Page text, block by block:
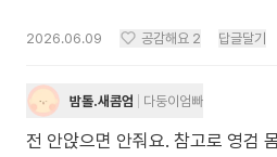
2026.06.09 공감해요 2 답글달기
밤톨.새콤엄 다둥이엄빠
전 안앉으면 안줘요. 참고로 영검